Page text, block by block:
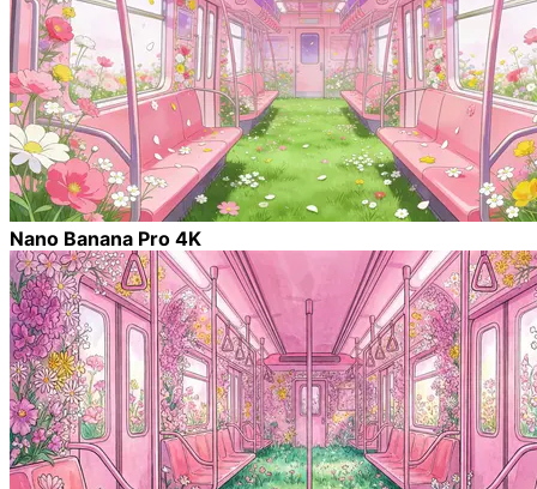
Nano Banana Pro 4K